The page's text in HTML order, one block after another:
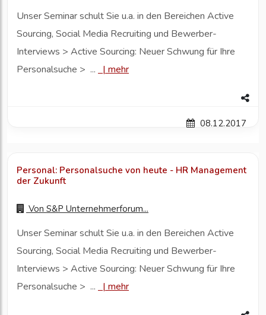
Unser Seminar schult Sie u.a. in den Bereichen Active
Sourcing, Social Media Recruiting und Bewerber-
Interviews > Active Sourcing: Neuer Schwung für Ihre
Personalsuche > ...
| mehr
08.12.2017
Personal: Personalsuche von heute - HR Management
der Zukunft
Von S&P Unternehmerforum...
Unser Seminar schult Sie u.a. in den Bereichen Active
Sourcing, Social Media Recruiting und Bewerber-
Interviews > Active Sourcing: Neuer Schwung für Ihre
Personalsuche > ...
| mehr